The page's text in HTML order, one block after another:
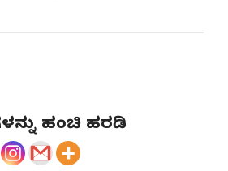
ಹಂಚಿ ಹರಡಿ